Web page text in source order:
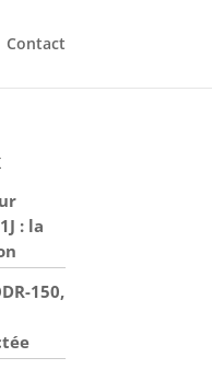
Contact
: la
150,